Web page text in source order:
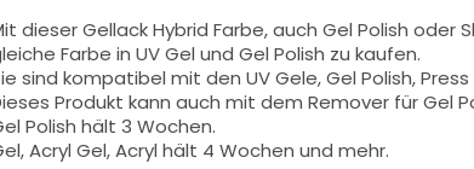
dieser Gellack Hybrid Farbe, auch Gel Polish oder
Farbe in UV Gel und Gel Polish zu kaufen.
sind kompatibel mit den UV Gele, Gel Polish, Press
Produkt kann auch mit dem Remover für Gel
Polish hält 3 Wochen.
Acryl Gel, Acryl hält 4 Wochen und mehr.